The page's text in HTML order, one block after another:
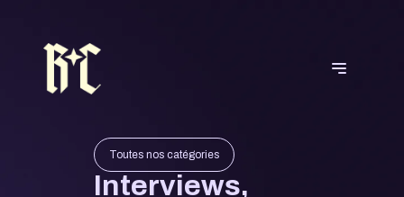
Toutes nos catégories
Interviews,